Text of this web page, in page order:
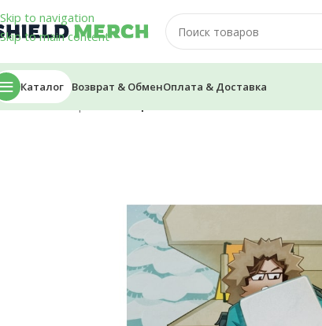
Skip to navigation
Skip to main content
Каталог Возврат & ОбменОплата & Доставка
Главная/Открытки